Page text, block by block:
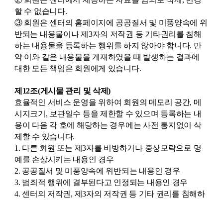
할 수 없습니다.
③ 회원은 센터의 홈페이지에 공공질서 및 미풍양속에 위
반되는 내용물이나 제3자의 저작권 등 기타권리를 침해
하는 내용물을 등록하는 행위를 하지 않아야 합니다. 만
약 이와 같은 내용물을 게재하였을 때 발생하는 결과에
대한 모든 책임은 회원에게 있습니다.
제12조(게시물 관리 및 삭제)
효율적인 서비스 운영을 위하여 회원의 메모리 공간, 메
시지크기, 보관일수 등을 제한할 수 있으며 등록하는 내
용이 다음 각 호에 해당하는 경우에는 사전 통지없이 삭
제할 수 있습니다.
1. 다른 회원 또는 제3자를 비방하거나 중상모략으로 명
예를 손상시키는 내용인 경우
2. 공공질서 및 미풍양속에 위반되는 내용인 경우
3. 범죄적 행위에 결부된다고 인정되는 내용인 경우
4. 센터의 저작권, 제3자의 저작권 등 기타 권리를 침해하